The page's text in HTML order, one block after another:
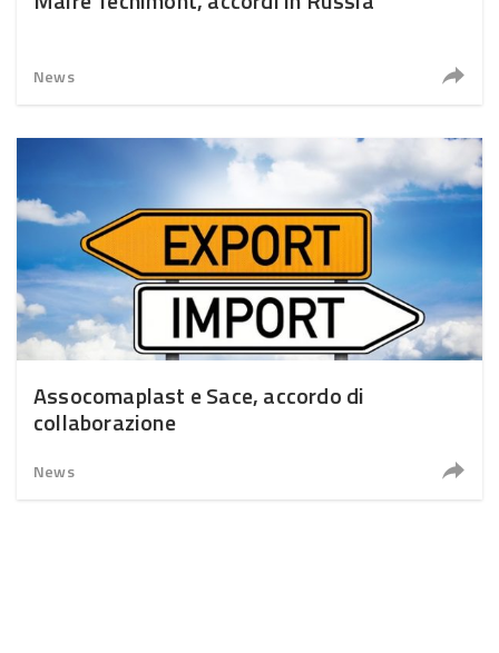
News
Assocomaplast e Sace, accordo di
collaborazione
News